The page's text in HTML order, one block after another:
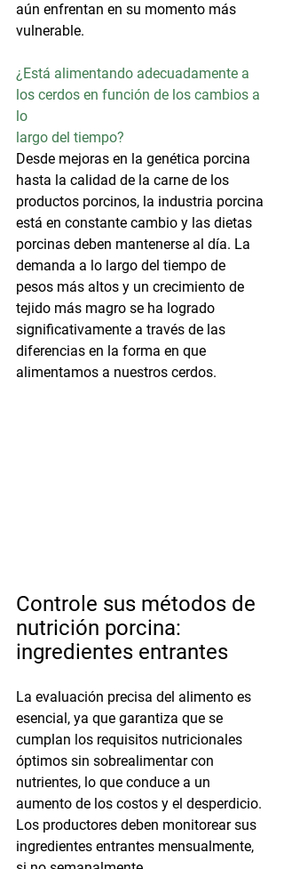
aún enfrentan en su momento más
vulnerable.
¿Está alimentando adecuadamente a
los cerdos en función de los cambios a
lo
largo del tiempo?
Desde mejoras en la genética porcina
hasta la calidad de la carne de los
productos porcinos, la industria porcina
está en constante cambio y las dietas
porcinas deben mantenerse al día. La
demanda a lo largo del tiempo de
pesos más altos y un crecimiento de
tejido más magro se ha logrado
significativamente a través de las
diferencias en la forma en que
alimentamos a nuestros cerdos.
Controle sus métodos de
nutrición porcina:
ingredientes entrantes
La evaluación precisa del alimento es
esencial, ya que garantiza que se
cumplan los requisitos nutricionales
óptimos sin sobrealimentar con
nutrientes, lo que conduce a un
aumento de los costos y el desperdicio.
Los productores deben monitorear sus
ingredientes entrantes mensualmente,